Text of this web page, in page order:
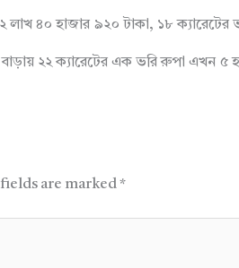
২ লাখ ৪০ হাজার ৯২০ টাকা, ১৮
বাড়ায় ২২ ক্যারেটের এক ভরি রুপা এখন
are marked*